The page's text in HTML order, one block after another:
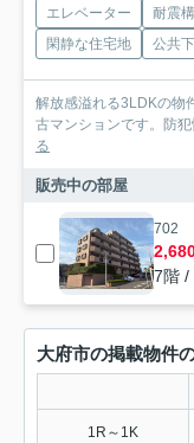
エレベーター 耐震
閑静な住宅地
公共
解放感溢れる3LDKの物
古マンションです。防
る
販売中の部屋
702
7階 /
大府市の掲載物件
1R～1K